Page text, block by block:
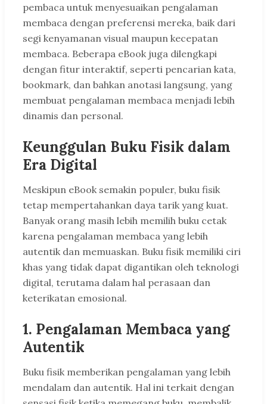
pembaca untuk menyesuaikan pengalaman
membaca dengan preferensi mereka, baik dari
segi kenyamanan visual maupun kecepatan
membaca. Beberapa eBook juga dilengkapi
dengan fitur interaktif, seperti pencarian kata,
bookmark, dan bahkan anotasi langsung, yang
membuat pengalaman membaca menjadi lebih
dinamis dan personal.
Keunggulan Buku Fisik dalam
Era Digital
Meskipun eBook semakin populer, buku fisik
tetap mempertahankan daya tarik yang kuat.
Banyak orang masih lebih memilih buku cetak
karena pengalaman membaca yang lebih
autentik dan memuaskan. Buku fisik memiliki ciri
khas yang tidak dapat digantikan oleh teknologi
digital, terutama dalam hal perasaan dan
keterikatan emosional.
1. Pengalaman Membaca yang
Autentik
Buku fisik memberikan pengalaman yang lebih
mendalam dan autentik. Hal ini terkait dengan